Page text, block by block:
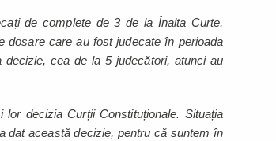
de complete de 3 de la Înalta Curte,
dosare care au fost judecate în perioada
cea de la 5 judecători, atunci au
decizia Curții Constituționale. Situația
dat această decizie, pentru că suntem în